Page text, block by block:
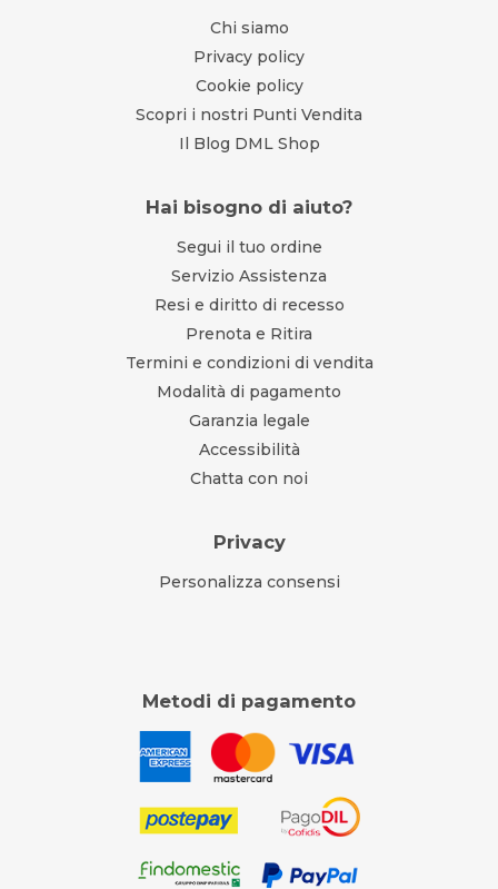
Chi siamo
Privacy policy
Cookie policy
Scopri i nostri Punti Vendita
Il Blog DML Shop
Hai bisogno di aiuto?
Segui il tuo ordine
Servizio Assistenza
Resi e diritto di recesso
Prenota e Ritira
Termini e condizioni di vendita
Modalità di pagamento
Garanzia legale
Accessibilità
Chatta con noi
Privacy
Personalizza consensi
Metodi di pagamento